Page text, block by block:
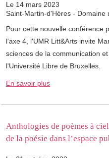
Le 14 mars 2023
Saint-Martin-d'Hères - Domaine
Pour cette nouvelle conférence
l'axe 4, l'UMR Litt&Arts invite
sciences de la communication
l'Université Libre de Bruxelles.
En savoir plus
Anthologies de poèmes à
de la poésie dans l’espace